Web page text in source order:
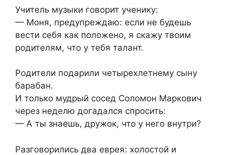
Учитель музыки говорит ученику:
— Моня, предупреждаю: если не будешь
вести себя как положено, я скажу твоим
родителям, что у тебя талант.
Родители подарили четырехлетнему сыну
барабан.
И только мудрый сосед Соломон Маркович
через неделю догадался спросить:
— А ты знаешь, дружок, что у него внутри?
Разговорились два еврея: холостой и